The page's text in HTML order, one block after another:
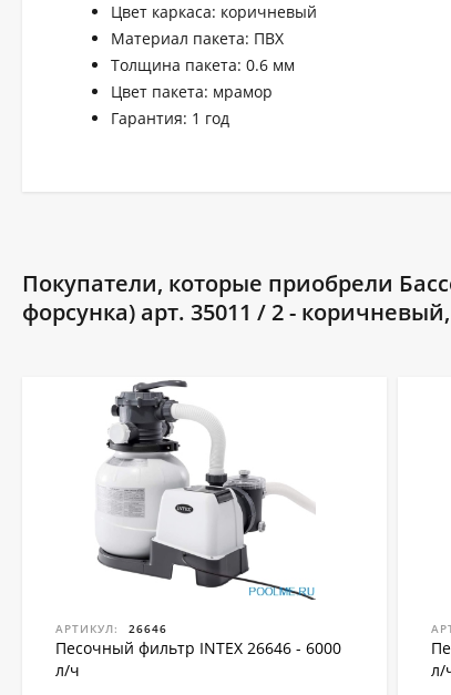
Цвет каркаса: коричневый
Материал пакета: ПВХ
Толщина пакета: 0.6 мм
Цвет пакета: мрамор
Гарантия: 1 год
Покупатели, которые приобрели
форсунка) арт. 35011 / 2 -
АРТИКУЛ: 26646
Песочный фильтр INTEX 26646 - 6000
л/ч
л/